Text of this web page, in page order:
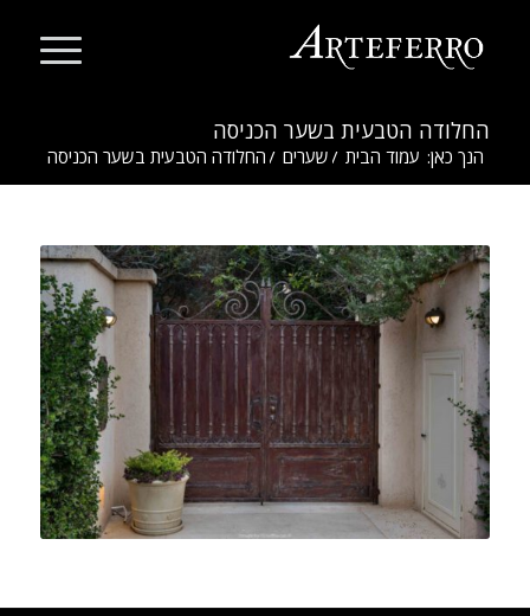
החלודה הטבעית בשער הכניסה
הנך כאן: עמוד הבית / שערים / החלודה הטבעית בשער הכניסה